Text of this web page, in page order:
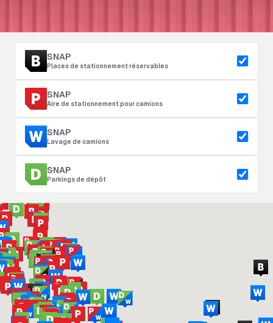
SNAP
Places de stationnement réservables
SNAP
Aire de stationnement pour camions
SNAP
Lavage de camions
SNAP
Parkings de dépôt